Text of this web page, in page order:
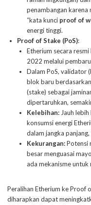
penambangan karena
“kata kunci proof of
energi tinggi.
Proof of Stake (PoS):
Etherium secara
2022 melalui
Dalam PoS, validator
blok baru
(stake) sebagai
dipertaruhkan,
Kelebihan: Jauh
konsumsi energi
dalam jangka
Kekurangan:Potensi
besar menguasai
ada mekanisme untuk
Peralihan Etherium ke Proof
diharapkan dapat